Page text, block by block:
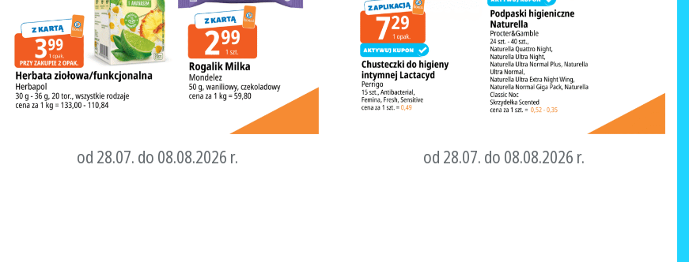
od 28.07. do 08.08.2026 r. od 28.07. do 08.08.2026 r.